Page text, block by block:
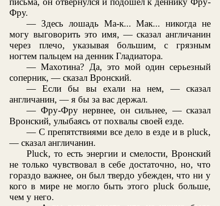
Фру.
— Здесь лошадь Ма-к... Мак... никогда не
могу выговорить это имя, — сказал англичанин
через плечо, указывая большим, с грязным
ногтем пальцем на денник Гладиатора.
— Махотина? Да, это мой один серьезный
соперник, — сказал Вронский.
— Если бы вы ехали на нем, — сказал
англичанин, — я бы за вас держал.
— Фру-Фру нервнее, он сильнее, — сказал
Вронский, улыбаясь от похвалы своей езде.
— С препятствиями все дело в езде и в pluck,
— сказал англичанин.
Pluck, то есть энергии и смелости, Вронский
не только чувствовал в себе достаточно, но, что
гораздо важнее, он был твердо убежден, что ни у
кого в мире не могло быть этого pluck больше,
чем у него.